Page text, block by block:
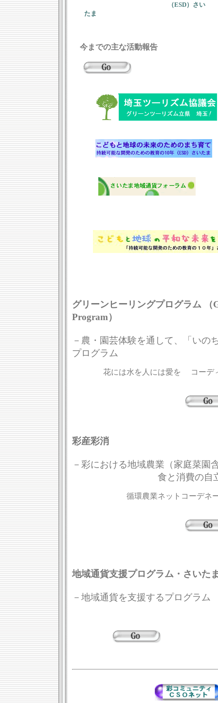
（ESD）さい
たま
今までの主な活動報告
グリーンヒーリングプログラム （
Program）
－農・園芸体験を通して、「いの
プログラム
花には水を人には愛を コーデ
彩産彩消
－彩における地域農業（家庭菜園
食と消費の自立的な
循環農業ネットコーデネー
地域通貨支援プログラム・さいた
－地域通貨を支援するプログラム